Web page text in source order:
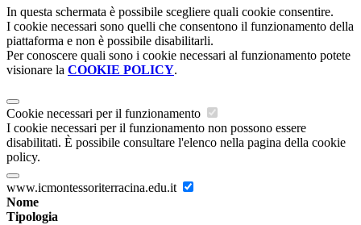
In questa schermata è possibile scegliere quali cookie consentire.
I cookie necessari sono quelli che consentono il funzionamento della
piattaforma e non è possibile disabilitarli.
Per conoscere quali sono i cookie necessari al funzionamento potete
visionare la COOKIE POLICY.
Cookie necessari per il funzionamento
I cookie necessari per il funzionamento non possono essere
disabilitati. È possibile consultare l'elenco nella pagina della cookie
policy.
www.icmontessoriterracina.edu.it
Nome
Tipologia